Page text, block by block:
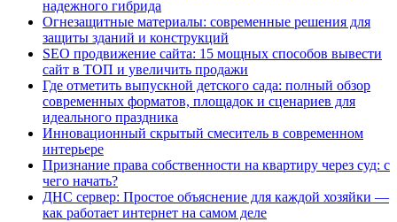
надежного гибрида
Огнезащитные материалы: современные решения для
защиты зданий и конструкций
SEO продвижение сайта: 15 мощных способов вывести
сайт в ТОП и увеличить продажи
Где отметить выпускной детского сада: полный обзор
современных форматов, площадок и сценариев для
идеального праздника
Инновационный скрытый смеситель в современном
интерьере
Признание права собственности на квартиру через суд: с
чего начать?
ДНС сервер: Простое объяснение для каждой хозяйки —
как работает интернет на самом деле